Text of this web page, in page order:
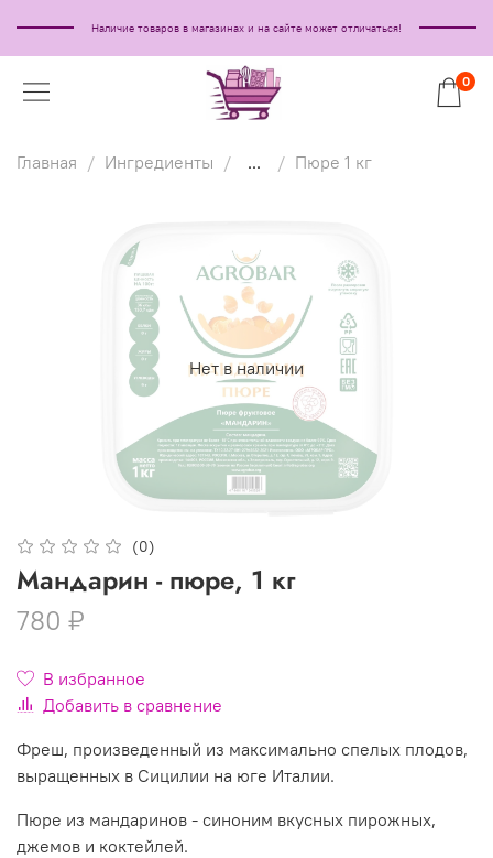
Наличие товаров в магазинах и на сайте может отличаться!
0
Главная Ингредиенты ... Пюре 1 кг
Нет в наличии
(0)
Мандарин - пюре, 1 кг
780 ₽
В избранное
Добавить в сравнение
Фреш, произведенный из максимально спелых плодов,
выращенных в Сицилии на юге Италии.
Пюре из мандаринов - синоним вкусных пирожных,
джемов и коктейлей.